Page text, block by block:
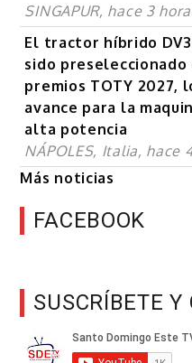
SINGAPUR, hace 3
El tractor híbrido
sido
premios TOTY 2027,
avance para la
alta potencia
NÁPOLES, Italia, hace
Más noticias
FACEBOOK
SUSCRÍBETE